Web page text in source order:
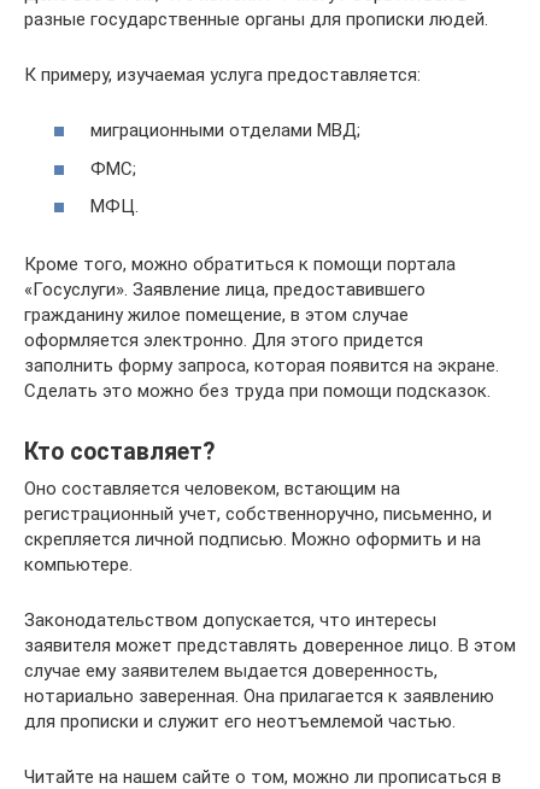
разные государственные органы для прописки людей.
К примеру, изучаемая услуга предоставляется:
миграционными отделами МВД;
ФМС;
МФЦ.
Кроме того, можно обратиться к помощи портала
«Госуслуги». Заявление лица, предоставившего
гражданину жилое помещение, в этом случае
оформляется электронно. Для этого придется
заполнить форму запроса, которая появится на экране.
Сделать это можно без труда при помощи подсказок.
Кто составляет?
Оно составляется человеком, встающим на
регистрационный учет, собственноручно, письменно, и
скрепляется личной подписью. Можно оформить и на
компьютере.
Законодательством допускается, что интересы
заявителя может представлять доверенное лицо. В этом
случае ему заявителем выдается доверенность,
нотариально заверенная. Она прилагается к заявлению
для прописки и служит его неотъемлемой частью.
Читайте на нашем сайте о том, можно ли прописаться в